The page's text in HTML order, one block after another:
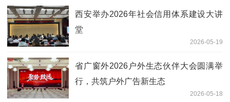
西安举办2026年社会信用体系建设大讲
堂
2026-05-19
省广窗外2026户外生态伙伴大会圆满举
行，共筑户外广告新生态
2026-05-18